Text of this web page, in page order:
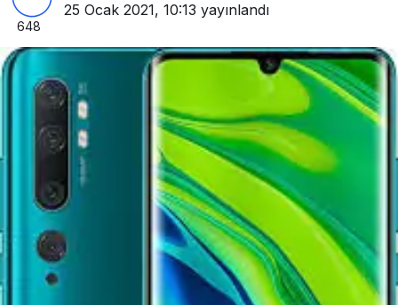
25 Ocak 2021, 10:13 yayınlandı
648